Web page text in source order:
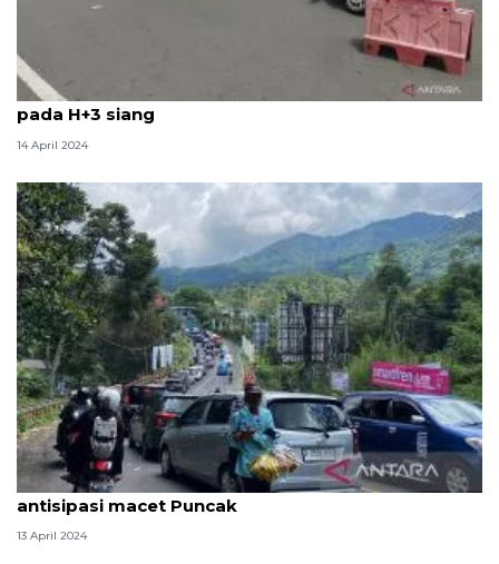
Polisi terapkan satu arah dari Puncak ke Jakarta
pada H+3 siang
14 April 2024
Polisi berlakukan sistem satu arah sejak pagi
antisipasi macet Puncak
13 April 2024